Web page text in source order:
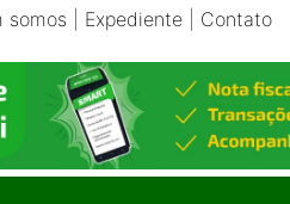
somos Expediente Contato